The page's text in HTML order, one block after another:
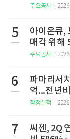
주요공시
5
아이온큐,
매각 위해
서 제출
주요공시
6
파마리서
억...전년
잠정실적
7
씨젠, 2Q